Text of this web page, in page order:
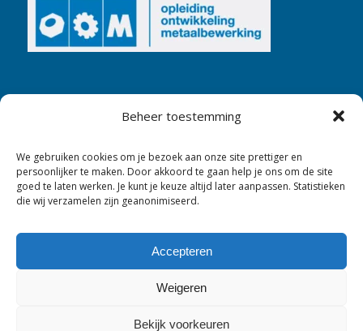
Beheer toestemming
We gebruiken cookies om je bezoek aan onze site prettiger en
persoonlijker te maken. Door akkoord te gaan help je ons om de site
goed te laten werken. Je kunt je keuze altijd later aanpassen. Statistieken
die wij verzamelen zijn geanonimiseerd.
Accepteren
Weigeren
Bekijk voorkeuren